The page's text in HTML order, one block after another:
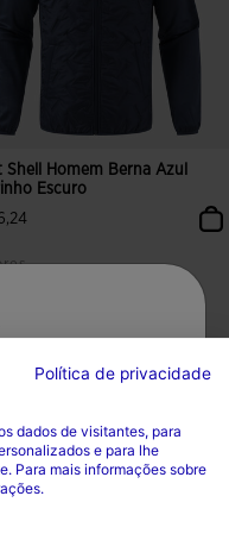
Shell Homem Berna Azul
Escuro
idioma
Política de privacidade
dados de visitantes, para
e para lhe
Para mais informações sobre